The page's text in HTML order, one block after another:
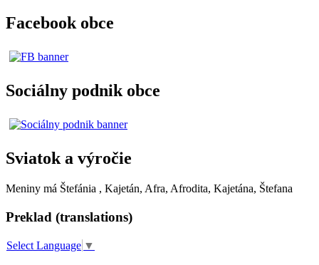
Facebook obce
Sociálny podnik obce
Sviatok a výročie
Meniny má Štefánia , Kajetán, Afra, Afrodita, Kajetána, Štefana
Preklad (translations)
Select Language ▼